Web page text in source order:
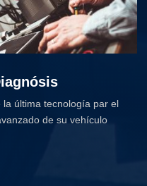
la última tecnología par el
de su vehículo